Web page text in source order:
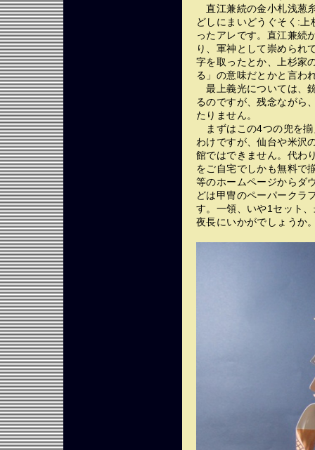
直江兼続の金小札浅葱
どしにまいどうぐそく:
ったアレです。直江兼続
り、軍神として崇められ
字を取ったとか、上杉家
る」の意味だとかと言わ
最上義光については、
るのですが、残念ながら
たりません。
まずはこの4つの兜を揃
わけですが、仙台や米沢
館ではできません。代わ
をご自宅でしかも無料で
等のホームページからダ
どは甲冑のペーパークラ
す。一領、いや1セット
夜長にいかがでしょうか